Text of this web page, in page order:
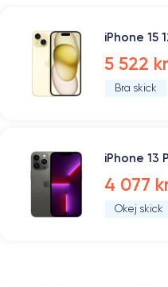
iPhone 15
5 522 kr
Bra skick
iPhone 13
4 077
Okej skick